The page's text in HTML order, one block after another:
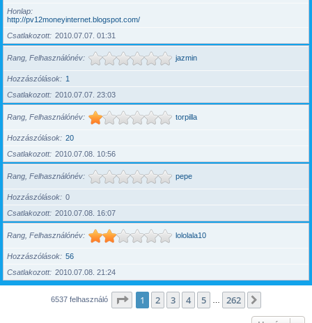
Honlap
http://pv12moneyinternet.blogspot.com/
Csatlakozott
2010.07.07. 01:31
Rang, Felhasználónév jazmin
Hozzászólások
1
Csatlakozott
2010.07.07. 23:03
Rang, Felhasználónév torpilla
Hozzászólások
20
Csatlakozott
2010.07.08. 10:56
Rang, Felhasználónév pepe
Hozzászólások
0
Csatlakozott
2010.07.08. 16:07
Rang, Felhasználónév lololala10
Hozzászólások
56
Csatlakozott
2010.07.08. 21:24
6537 felhasználó Oldal:1 262
1 2 3 4 5 262